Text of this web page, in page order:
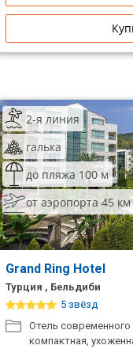
2-я линия
галька
до пляжа 100 м
от аэропорта 45 км
Grand Ring Hotel
Турция , Бельдиби
5 звёзд
Отель
компактная,